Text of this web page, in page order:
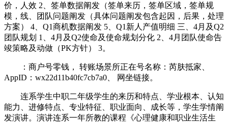
价，人效 2、签单数据阐发（签单来历，签单区域，签单规
模，线、团队问题阐发（具体问题阐发包含起因，后果，处理
方案） 4、Q1商机数据阐发 5、Q1新人产值明细 三、4月及Q2
团队规划 1、4月及Q2使命及使命规划分化 2、4月团队使命告
竣策略及动做（PK方针） 3。
：商户号零钱， 转账场景所正在号名称：芮肤抵家、
AppID：wx22d11b40fc7cb7a0、 网坐链接。
连系学生中职二年级学生的来历和特点、学业根本、认知
能力、进修特点、专业特征、职业面向、成长等，学生学情阐
发演讲。演讲连系一年所教的课程《心理健康和职业生活生